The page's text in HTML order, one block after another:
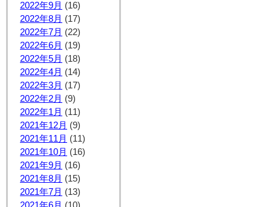
2022年9月 (16)
2022年8月 (17)
2022年7月 (22)
2022年6月 (19)
2022年5月 (18)
2022年4月 (14)
2022年3月 (17)
2022年2月 (9)
2022年1月 (11)
2021年12月 (9)
2021年11月 (11)
2021年10月 (16)
2021年9月 (16)
2021年8月 (15)
2021年7月 (13)